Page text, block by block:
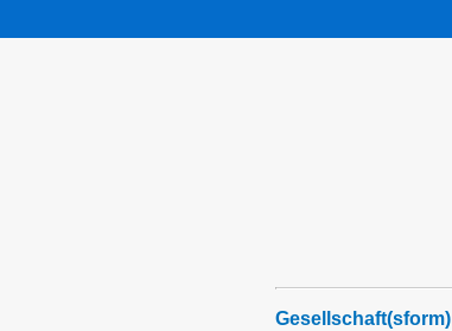
Gesellschaft(sform)